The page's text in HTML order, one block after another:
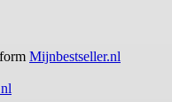
Mijnbestseller.nl